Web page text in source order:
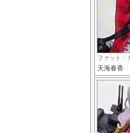
ファット・
天海春香